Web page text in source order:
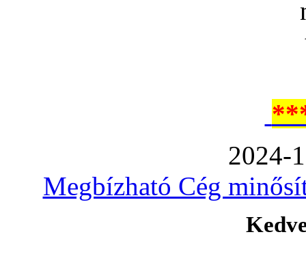
2024-
Megbízható Cég